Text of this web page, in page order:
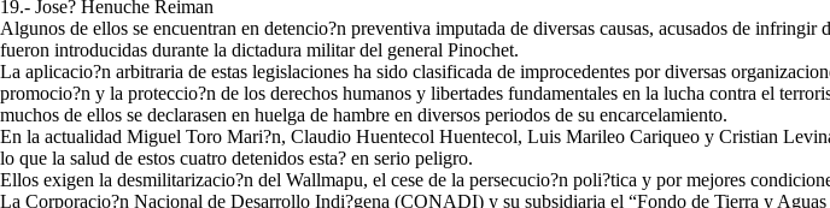
19.- Jose? Henuche Reiman
Algunos de ellos se encuentran en detencio?n preventiva imputada de diversas causas, acusados de
fueron introducidas durante la dictadura militar del general Pinochet.
La aplicacio?n arbitraria de estas legislaciones ha sido clasificada de improcedentes por diversas
promocio?n y la proteccio?n de los derechos humanos y libertades fundamentales en la lucha contra el
muchos de ellos se declarasen en huelga de hambre en diversos periodos de su encarcelamiento.
En la actualidad Miguel Toro Mari?n, Claudio Huentecol Huentecol, Luis Marileo Cariqueo y Cristian
lo que la salud de estos cuatro detenidos esta? en serio peligro.
Ellos exigen la desmilitarizacio?n del Wallmapu, el cese de la persecucio?n poli?tica y por mejores
La Corporacio?n Nacional de Desarrollo Indi?gena (CONADI) y su subsidiaria el “Fondo de Tierra y